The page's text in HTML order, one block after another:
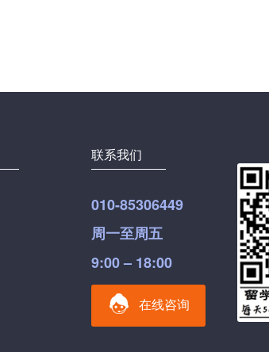
联系我们
010-85306449
周一至周五
9:00 – 18:00
在线咨询